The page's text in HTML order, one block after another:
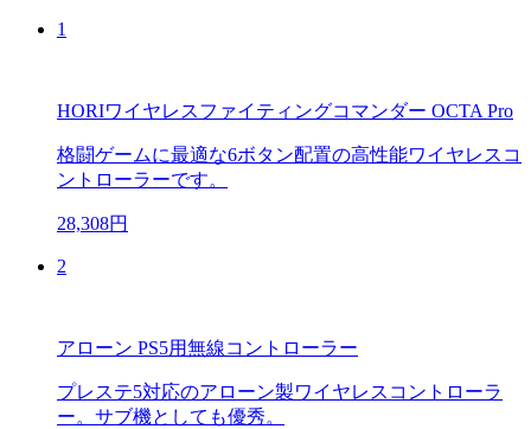
1
HORIワイヤレスファイティングコマンダー OCTA Pro
格闘ゲームに最適な6ボタン配置の高性能ワイヤレスコ
ントローラーです。
28,308円
2
アローン PS5用無線コントローラー
プレステ5対応のアローン製ワイヤレスコントローラ
ー。サブ機としても優秀。